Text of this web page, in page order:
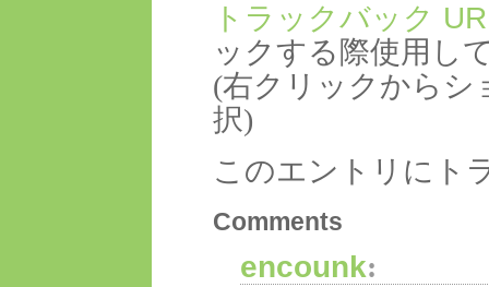
トラックバック
ックする際使用し
(右クリックからシ
択)
このエントリにト
Comments
encounk: